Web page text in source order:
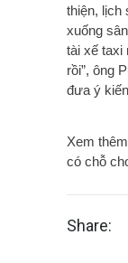
thiện, lịch
xuống
tài xế taxi
rồi”, ông
đưa ý
Xem
có chỗ
Share: